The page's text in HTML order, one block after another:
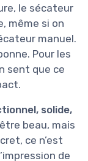
le sécateur
même si on
manuel.
Pour les
sent que ce
solide,
beau, mais
ce n’est
de